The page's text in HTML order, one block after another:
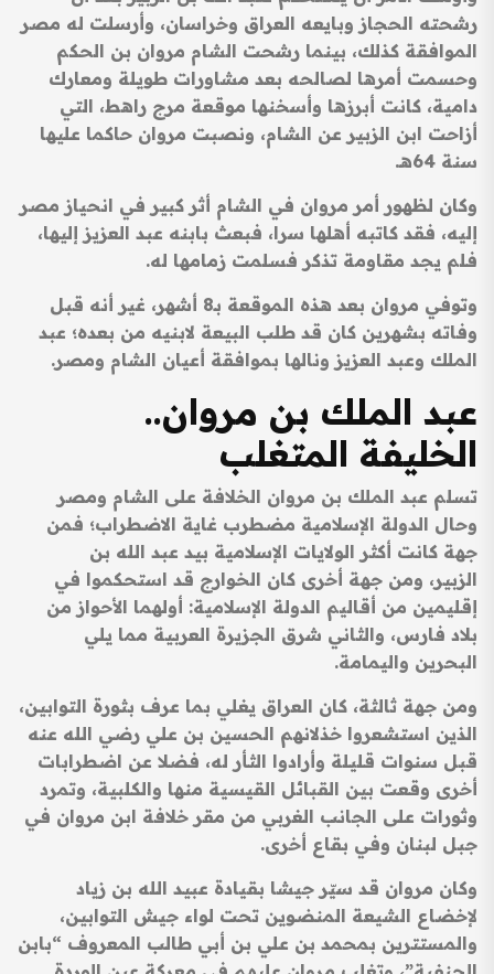
رشحته الحجاز وبايعه العراق وخراسان، وأرسلت له مصر
الموافقة كذلك، بينما رشحت الشام مروان بن الحكم
وحسمت أمرها لصالحه بعد مشاورات طويلة ومعارك
دامية، كانت أبرزها وأسخنها موقعة مرج راهط، التي
أزاحت ابن الزبير عن الشام، ونصبت مروان حاكما عليها
سنة 64هـ.
وكان لظهور أمر مروان في الشام أثر كبير في انحياز مصر
إليه، فقد كاتبه أهلها سرا، فبعث بابنه عبد العزيز إليها،
فلم يجد مقاومة تذكر فسلمت زمامها له.
وتوفي مروان بعد هذه الموقعة بـ8 أشهر، غير أنه قبل
وفاته بشهرين كان قد طلب البيعة لابنيه من بعده؛ عبد
الملك وعبد العزيز ونالها بموافقة أعيان الشام ومصر.
عبد الملك بن مروان..
الخليفة المتغلب
تسلم عبد الملك بن مروان الخلافة على الشام ومصر
وحال الدولة الإسلامية مضطرب غاية الاضطراب؛ فمن
جهة كانت أكثر الولايات الإسلامية بيد عبد الله بن
الزبير، ومن جهة أخرى كان الخوارج قد استحكموا في
إقليمين من أقاليم الدولة الإسلامية: أولهما الأحواز من
بلاد فارس، والثاني شرق الجزيرة العربية مما يلي
البحرين واليمامة.
ومن جهة ثالثة، كان العراق يغلي بما عرف بثورة التوابين،
الذين استشعروا خذلانهم الحسين بن علي رضي الله عنه
قبل سنوات قليلة وأرادوا الثأر له، فضلا عن اضطرابات
أخرى وقعت بين القبائل القيسية منها والكلبية، وتمرد
وثورات على الجانب الغربي من مقر خلافة ابن مروان في
جبل لبنان وفي بقاع أخرى.
وكان مروان قد سيّر جيشا بقيادة عبيد الله بن زياد
لإخضاع الشيعة المنضوين تحت لواء جيش التوابين،
والمستترين بمحمد بن علي بن أبي طالب المعروف “بابن